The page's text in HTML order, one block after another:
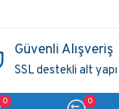
Güvenli Alışveriş
SSL destekli alt yapı
0 0